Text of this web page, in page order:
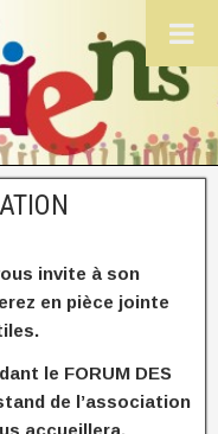
invite à son
en pièce jointe
le FORUM DES
de l’association
accueillera.